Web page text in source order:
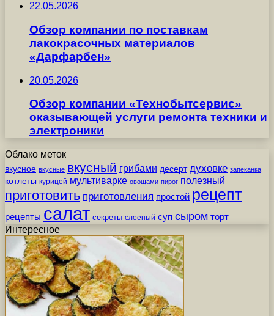
22.05.2026
Обзор компании по поставкам
лакокрасочных материалов
«Дарфарбен»
20.05.2026
Обзор компании «Технобытсервис»
оказывающей услуги ремонта техники и
электроники
Облако меток
вкусное вкусные вкусный грибами десерт духовке запеканка
котлеты курицей мультиварке овощами пирог полезный
приготовить приготовления простой рецепт
рецепты салат секреты слоеный суп сыром торт
Интересное